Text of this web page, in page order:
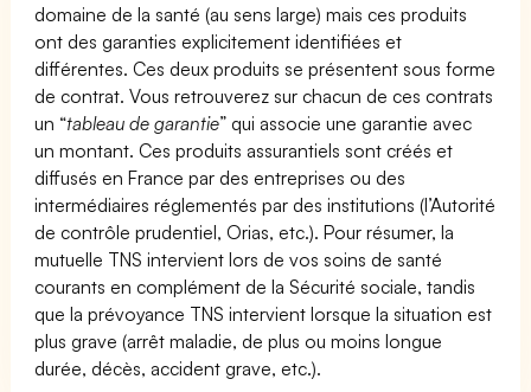
domaine de la santé (au sens large) mais ces produits
ont des garanties explicitement identifiées et
différentes. Ces deux produits se présentent sous forme
de contrat. Vous retrouverez sur chacun de ces contrats
un “tableau de garantie” qui associe une garantie avec
un montant. Ces produits assurantiels sont créés et
diffusés en France par des entreprises ou des
intermédiaires réglementés par des institutions (l’Autorité
de contrôle prudentiel, Orias, etc.). Pour résumer, la
mutuelle TNS intervient lors de vos soins de santé
courants en complément de la Sécurité sociale, tandis
que la prévoyance TNS intervient lorsque la situation est
plus grave (arrêt maladie, de plus ou moins longue
durée, décès, accident grave, etc.).